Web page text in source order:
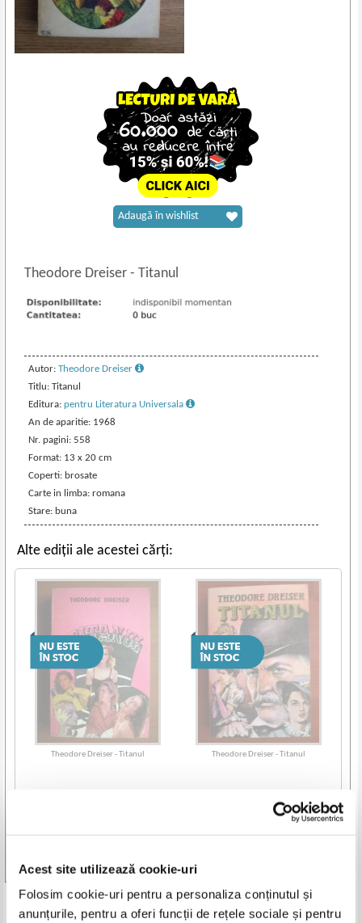
Acest site utilizează cookie-uri
Folosim cookie-uri pentru a personaliza conținutul și
anunțurile, pentru a oferi funcții de rețele sociale și pentru
Theodore Dreiser- Titanul
Autor:Theodore Dreiser
Titlu: Titanul
Editura: pentru Literatura Universala
An de aparitie: 1968
Nr. pagini: 558
Format: 13 x 20 cm
Coperti: brosate
Carte in limba: romana
Stare: buna
Adaugă în wishlist
Alte ediții ale acestei cărți:
Theodore Dreiser - Titanul Theodore Dreiser - Titanul
Vezi toate edițiile »
Produse din aceeasi categorie